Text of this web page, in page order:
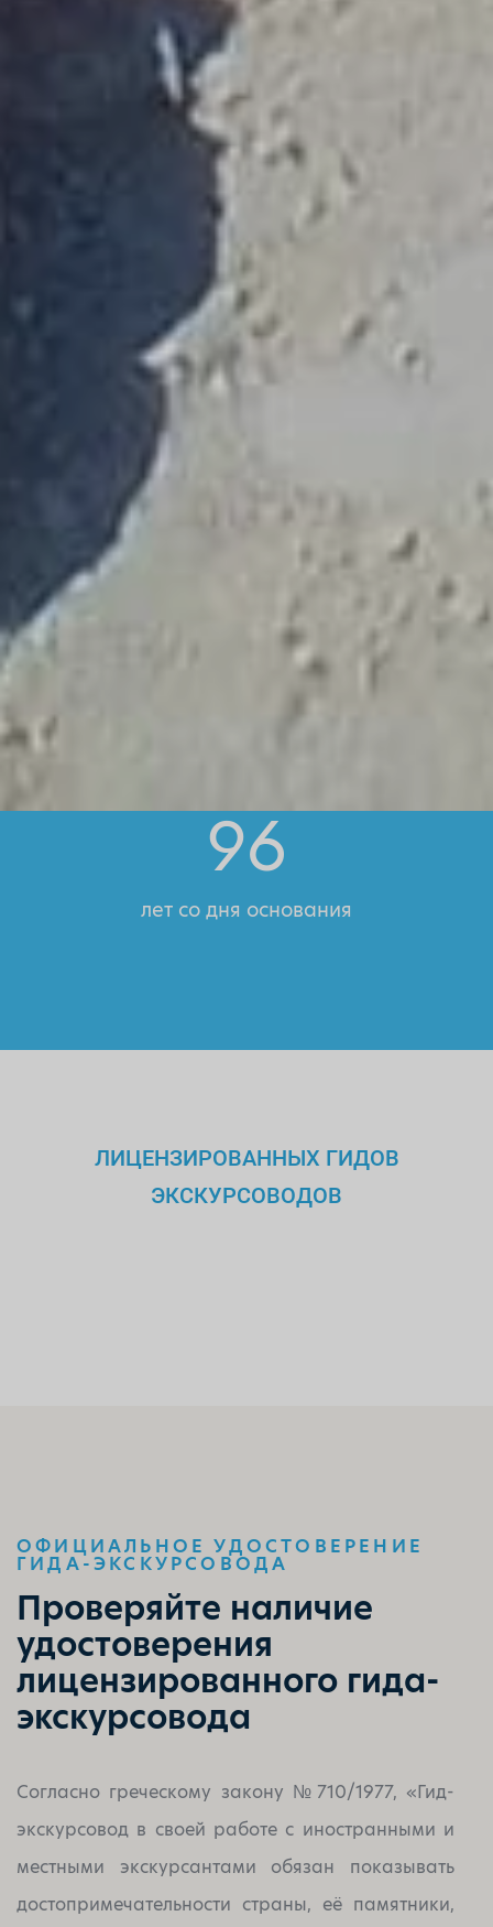
1500+
Лицензированных гидов-экскурсоводов
96
лет со дня основания
ЛИЦЕНЗИРОВАННЫХ ГИДОВ
ЭКСКУРСОВОДОВ
ОФИЦИАЛЬНОЕ УДОСТОВЕРЕНИЕ
ГИДА-ЭКСКУРСОВОДА
Проверяйте наличие
удостоверения
лицензированного гида-
экскурсовода
Согласно греческому закону №710/1977, «Гид-
экскурсовод в своей работе с иностранными и
местными экскурсантами обязан показывать
достопримечательности страны, её памятники,